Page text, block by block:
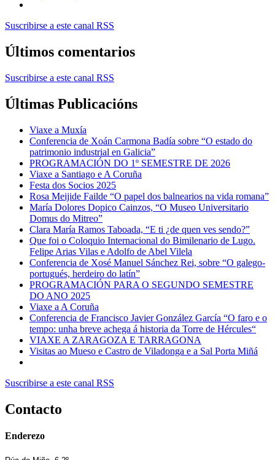
Suscribirse a este canal RSS
Últimos comentarios
Suscribirse a este canal RSS
Últimas Publicacións
Viaxe a Muxía
Conferencia de Xoán Carmona Badía sobre “O estado do
patrimonio industrial en Galicia”
PROGRAMACIÓN DO 1º SEMESTRE DE 2026
Viaxe a Santiago e A Coruña
Festa dos Socios 2025
Rosa Meijide Failde “O papel dos balnearios na vida romana”
María Dolores Dopico Cainzos, “O Museo Universitario
Domus do Mitreo”
Clara María Ramos Taboada, “E ti ¿de quen ves sendo?”
Que foi o Coloquio Internacional do Bimilenario de Lugo.
Felipe Arias Vilas e Adolfo de Abel Vilela
Conferencia de Xosé Manuel Sánchez Rei, sobre “O galego-
portugués, herdeiro do latín”
PROGRAMACIÓN PARA O SEGUNDO SEMESTRE
DO ANO 2025
Viaxe a A Coruña
Conferencia de Francisco Javier González García “O faro e o
tempo: unha breve achega á historia da Torre de Hércules“
VIAXE A ZARAGOZA E TARRAGONA
Visitas ao Mueso e Castro de Viladonga e a Sal Porta Miñá
Suscribirse a este canal RSS
Contacto
Enderezo